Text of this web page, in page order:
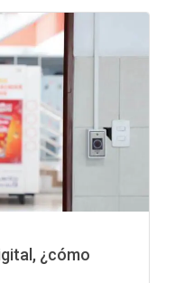
¿cómo